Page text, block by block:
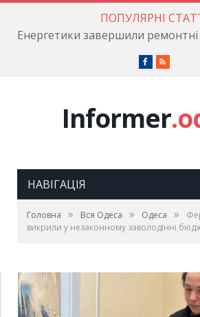
ПОПУЛЯРНІ
Facebook
RSS
Informer
НАВІГАЦІЯ
Головна » Вся Одеса » Одеса »
викрили у незаконному заволодінні